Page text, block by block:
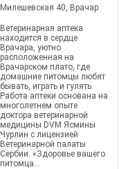
Милешевская 40, Врачар
Ветеринарная аптека
находится в сердце
Врачара, уютно
расположенная на
Врачарском плато, где
домашние питомцы любят
бывать, играть и гулять.
Работа аптеки основана на
многолетнем опыте
доктора ветеринарной
медицины DVM Ясмины
Чурлин с лицензией
Ветеринарной палаты
Сербии. «Здоровье вашего
питомца...